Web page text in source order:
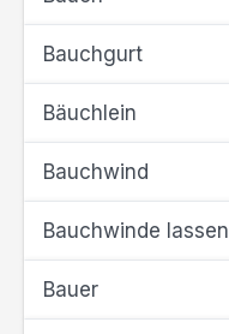
Bauchgurt
Bäuchlein
Bauchwind
Bauchwinde lassen
Bauer